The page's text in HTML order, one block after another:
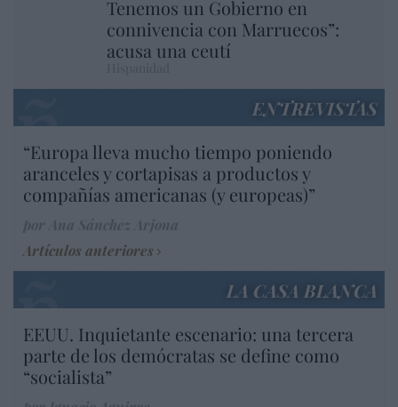
Tenemos un Gobierno en
connivencia con Marruecos”:
acusa una ceutí
ENTREVISTAS
“Europa lleva mucho tiempo poniendo
aranceles y cortapisas a productos y
compañías americanas (y europeas)”
Artículos anteriores
LA CASA BLANCA
EEUU. Inquietante escenario: una tercera
parte de los demócratas se define como
“socialista”